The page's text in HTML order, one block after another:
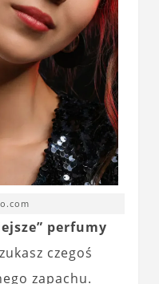
perfumy
czegoś
zapachu.